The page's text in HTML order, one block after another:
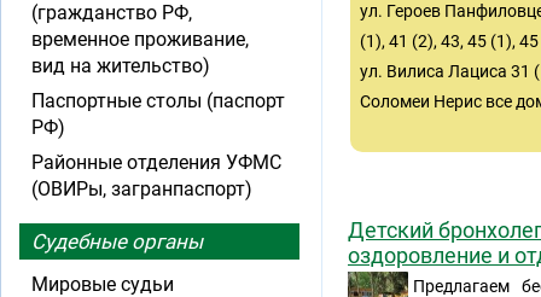
ул. Героев
(1), 41 (2), 43, 45 (1),
ул. Вилиса Лациса 31
Соломеи Нерис все
Детский
оздоровление и
Предлагаем
(гражданство РФ,
временное проживание,
вид на жительство)
Паспортные столы (паспорт
РФ)
Районные отделения УФМС
(ОВИРы, загранпаспорт)
Судебные органы
Мировые судьи